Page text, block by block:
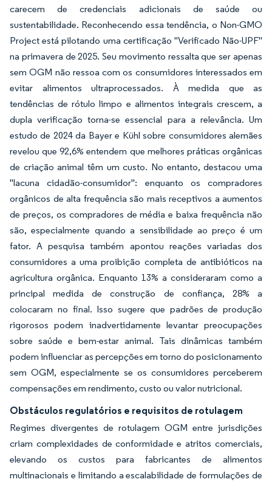
carecem de credenciais adicionais de saúde ou
sustentabilidade. Reconhecendo essa tendência, o Non-GMO
Project está pilotando uma certificação "Verificado Não-UPF"
na primavera de 2025. Seu movimento ressalta que ser apenas
sem OGM não ressoa com os consumidores interessados em
evitar alimentos ultraprocessados. À medida que as
tendências de rótulo limpo e alimentos integrais crescem, a
dupla verificação torna-se essencial para a relevância. Um
estudo de 2024 da Bayer e Kühl sobre consumidores alemães
revelou que 92,6% entendem que melhores práticas orgânicas
de criação animal têm um custo. No entanto, destacou uma
"lacuna cidadão-consumidor": enquanto os compradores
orgânicos de alta frequência são mais receptivos a aumentos
de preços, os compradores de média e baixa frequência não
são, especialmente quando a sensibilidade ao preço é um
fator. A pesquisa também apontou reações variadas dos
consumidores a uma proibição completa de antibióticos na
agricultura orgânica. Enquanto 13% a consideraram como a
principal medida de construção de confiança, 28% a
colocaram no final. Isso sugere que padrões de produção
rigorosos podem inadvertidamente levantar preocupações
sobre saúde e bem-estar animal. Tais dinâmicas também
podem influenciar as percepções em torno do posicionamento
sem OGM, especialmente se os consumidores perceberem
compensações em rendimento, custo ou valor nutricional.
Obstáculos regulatórios e requisitos de rotulagem
Regimes divergentes de rotulagem OGM entre jurisdições
criam complexidades de conformidade e atritos comerciais,
elevando os custos para fabricantes de alimentos
multinacionais e limitando a escalabilidade de formulações de